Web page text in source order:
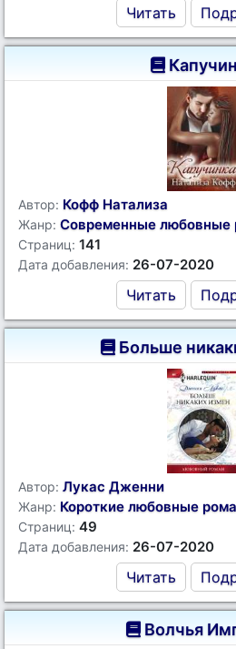
Читать
Автор: Кофф Натализа
Жанр: Современные любовные
Страниц: 141
Дата добавления: 26-07-2020
Читать
Больше
Автор: Лукас Дженни
Жанр: Короткие любовные
Страниц: 49
Дата добавления: 26-07-2020
Читать
Волчья